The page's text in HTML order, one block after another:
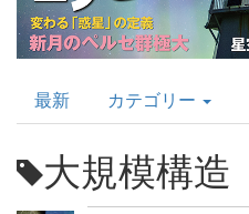
AstroArts
Topics
最新 カテゴリー
大規模構造